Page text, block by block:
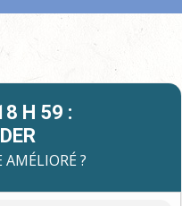
H 59 :
?